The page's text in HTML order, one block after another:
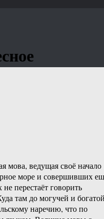
мова, ведущая своё начало
море и совершивших
перестаёт говорить
там до могучей и
наречию, что по